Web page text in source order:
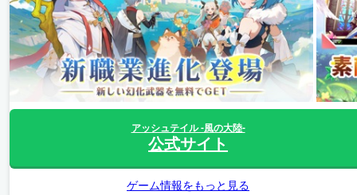
アッシュテイル -風の大陸-
公式サイト
ゲーム情報をもっと見る